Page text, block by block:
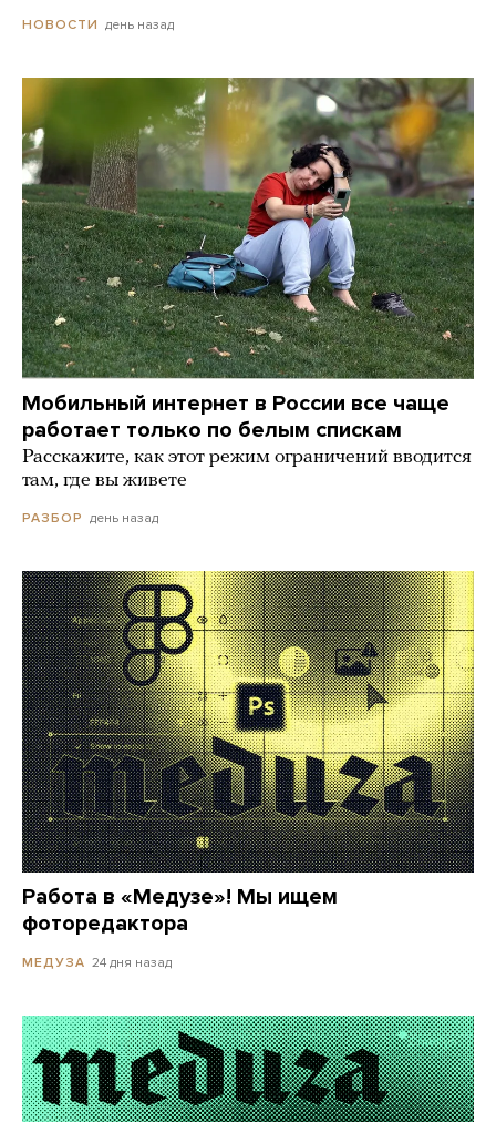
НОВОСТИ день назад
Мобильный интернет в России все чаще
работает только по белым спискам
Расскажите, как этот режим ограничений вводится
там, где вы живете
РАЗБОР день назад
Работа в «Медузе»! Мы ищем
фоторедактора
МЕДУЗА 24 дня назад